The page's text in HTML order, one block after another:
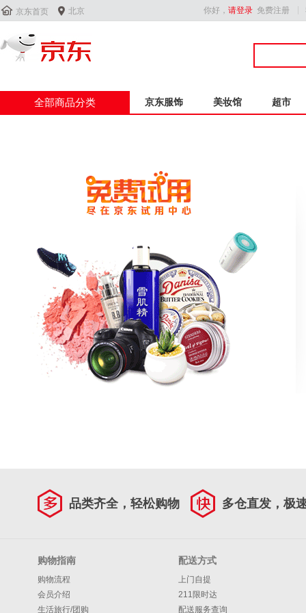
 京东首页  北京 你好， 请登录 免费注册
全部商品分类 京东服饰 美妆馆 超市
品类齐全，轻松购物 多仓直发，极
购物指南
购物流程
会员介绍
生活旅行/团购
配送方式
上门自提
211限时达
配送服务查询